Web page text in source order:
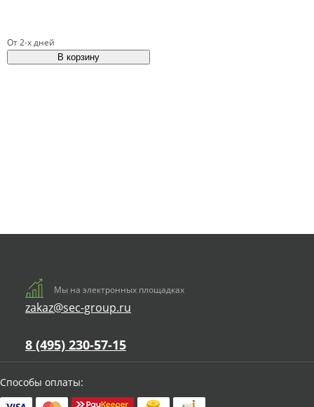
От 2-х дней
Мы на электронных площадках
zakaz@sec-group.ru
8 (495) 230-57-15
Способы оплаты: